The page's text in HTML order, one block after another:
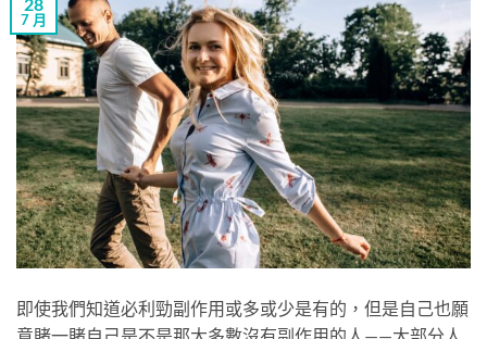
7 月
即使我們知道必利勁副作用或多或少是有的，但是自己也願